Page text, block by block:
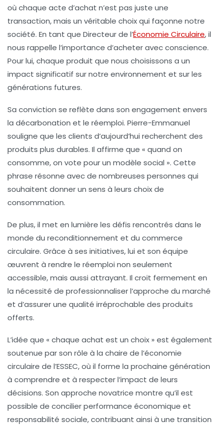
où chaque acte d’achat n’est pas juste une
transaction, mais un véritable choix qui façonne notre
société. En tant que Directeur de l’Économie Circulaire, il
nous rappelle l’importance d’acheter avec conscience.
Pour lui, chaque produit que nous choisissons a un
impact significatif sur notre environnement et sur les
générations futures.
Sa conviction se reflète dans son engagement envers
la décarbonation et le réemploi. Pierre-Emmanuel
souligne que les clients d’aujourd’hui recherchent des
produits plus durables. Il affirme que « quand on
consomme, on vote pour un modèle social ». Cette
phrase résonne avec de nombreuses personnes qui
souhaitent donner un sens à leurs choix de
consommation.
De plus, il met en lumière les défis rencontrés dans le
monde du reconditionnement et du commerce
circulaire. Grâce à ses initiatives, lui et son équipe
œuvrent à rendre le réemploi non seulement
accessible, mais aussi attrayant. Il croit fermement en
la nécessité de professionnaliser l’approche du marché
et d’assurer une qualité irréprochable des produits
offerts.
L’idée que « chaque achat est un choix » est également
soutenue par son rôle à la chaire de l’économie
circulaire de l’ESSEC, où il forme la prochaine génération
à comprendre et à respecter l’impact de leurs
décisions. Son approche novatrice montre qu’il est
possible de concilier performance économique et
responsabilité sociale, contribuant ainsi à une transition